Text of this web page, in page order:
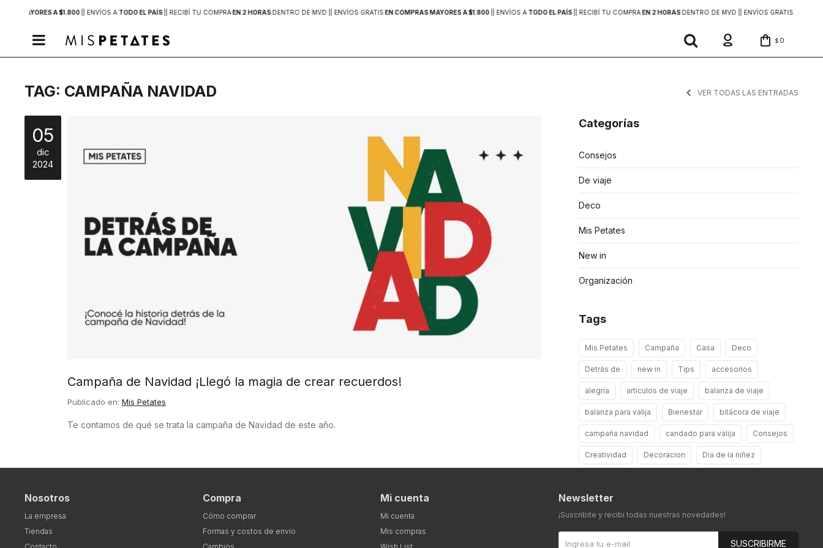
MAYORES A $1.800 | ENVÍOS A TODO EL PAÍS | RECIBÍ TU COMPRAEN 2 HORASDENTRO DE MVD | | ENVÍOS GRATISEN COMPRAS MAYORES A $1.800 | ENVÍOS A TODO EL PAÍS | RECIBÍ TU COMPRAEN 2 HORASDENTRO DE MVD | | ENVÍOS GRATIS
 $ 0
TAG: CAMPAÑA NAVIDAD VER TODAS LAS ENTRADAS
Campaña de Navidad ¡Llegó la magia de crear recuerdos!
05
dic
2024
Publicado en: Mis Petates
Te contamos de qué se trata la campaña de Navidad de este año.
Categorías
Consejos
De viaje
Deco
Mis Petates
New in
Organización
Tags
Mis Petates Campaña Casa Deco
Detrás de new in Tips accesorios
alegría articulos de viaje balanza de viaje
balanza para valija Bienestar bitácora de viaje
campaña navidad candado para valija Consejos
Creatividad Decoracion Dia de la niñez
Nosotros
La empresa
Tiendas
Compra
Cómo comprar
Formas y costos de envío
Mi cuenta
Mi cuenta
Mis compras
Newsletter
¡Suscribite y recibí todas nuestras novedades!
SUSCRIBIRME